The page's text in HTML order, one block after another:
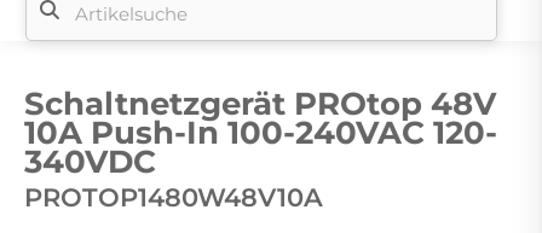
Schaltnetzgerät PROtop 48V
10A Push-In 100-240VAC 120-
340VDC
PROTOP1480W48V10A